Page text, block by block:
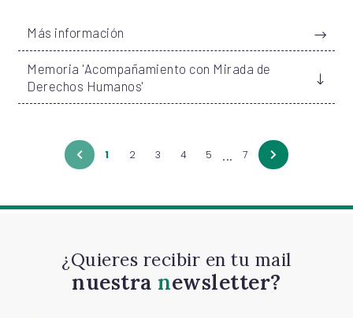
Más información
Memoria 'Acompañamiento con Mirada de
Derechos Humanos'
1 2 3 4 5 7
¿Quieres recibir en tu mail
nuestra newsletter?